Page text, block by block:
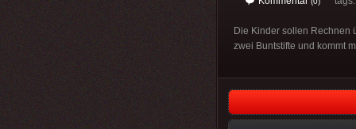
Die Kinder sollen Rechnen
zwei Buntstifte und kommt